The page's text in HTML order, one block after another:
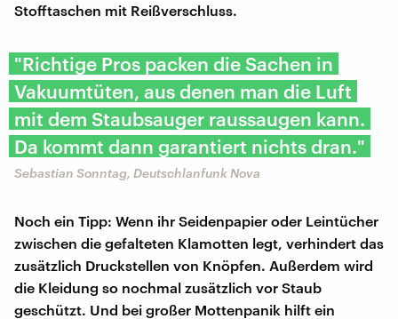
Stofftaschen mit Reißverschluss.
"Richtige Pros packen die Sachen in
Vakuumtüten, aus denen man die Luft
mit dem Staubsauger raussaugen kann.
Da kommt dann garantiert nichts dran."
Sebastian Sonntag, Deutschlanfunk Nova
Noch ein Tipp: Wenn ihr Seidenpapier oder Leintücher
zwischen die gefalteten Klamotten legt, verhindert das
zusätzlich Druckstellen von Knöpfen. Außerdem wird
die Kleidung so nochmal zusätzlich vor Staub
geschützt. Und bei großer Mottenpanik hilft ein